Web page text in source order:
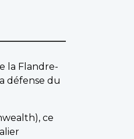
la Flandre-
défense du
ce